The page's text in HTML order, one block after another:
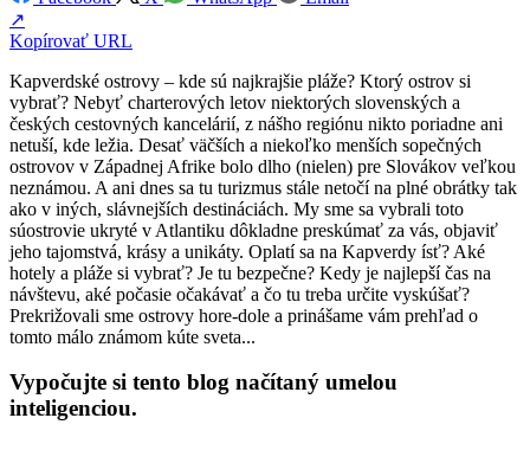
↗
Kopírovať URL
Kapverdské ostrovy – kde sú najkrajšie pláže? Ktorý ostrov si
vybrať? Nebyť charterových letov niektorých slovenských a
českých cestovných kancelárií, z nášho regiónu nikto poriadne ani
netuší, kde ležia. Desať väčších a niekoľko menších sopečných
ostrovov v Západnej Afrike bolo dlho (nielen) pre Slovákov veľkou
neznámou. A ani dnes sa tu turizmus stále netočí na plné obrátky tak
ako v iných, slávnejších destináciách. My sme sa vybrali toto
súostrovie ukryté v Atlantiku dôkladne preskúmať za vás, objaviť
jeho tajomstvá, krásy a unikáty. Oplatí sa na Kapverdy ísť? Aké
hotely a pláže si vybrať? Je tu bezpečne? Kedy je najlepší čas na
návštevu, aké počasie očakávať a čo tu treba určite vyskúšať?
Prekrižovali sme ostrovy hore-dole a prinášame vám prehľad o
tomto málo známom kúte sveta...
Vypočujte si tento blog načítaný umelou
inteligenciou.